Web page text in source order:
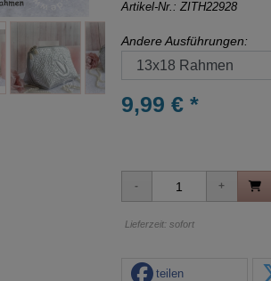
Artikel-Nr.: ZITH22928
Andere Ausführungen:
9,99 € *
Lieferzeit: sofort
teilen